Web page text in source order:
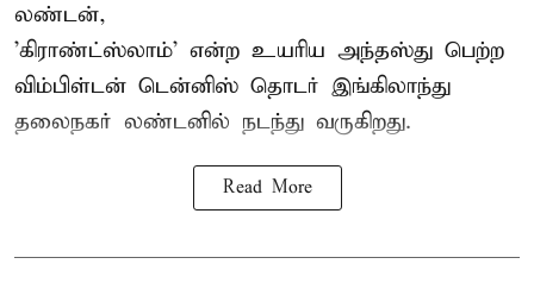
லண்டன்,
'கிராண்ட்ஸ்லாம்' என்ற உயரிய அந்தஸ்து பெற்ற
விம்பிள்டன் டென்னிஸ் தொடர் இங்கிலாந்து
தலைநகர் லண்டனில் நடந்து வருகிறது.
Read More